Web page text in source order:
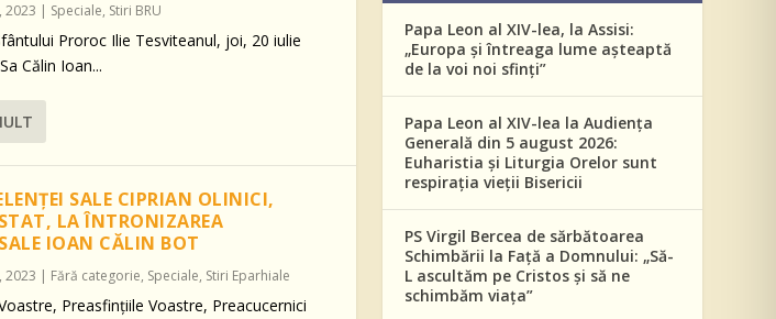
2023 | Speciale, Stiri BRU
Proroc Ilie Tesviteanul, joi, 20 iulie
Călin Ioan...
SALE CIPRIAN OLINICI,
STAT, LA ÎNTRONIZAREA
IOAN CĂLIN BOT
2023 | Fără categorie, Speciale, Stiri Eparhiale
Preasfințiile Voastre, Preacucernici
Papa Leon al XIV-lea, la Assisi:
„Europa și întreaga lume așteaptă
de la voi noi sfinți”
Papa Leon al XIV-lea la Audiența
Generală din 5 august 2026:
Euharistia și Liturgia Orelor sunt
respirația vieții Bisericii
PS Virgil Bercea de sărbătoarea
Schimbării la Față a Domnului: „Să-
L ascultăm pe Cristos și să ne
schimbăm viața”